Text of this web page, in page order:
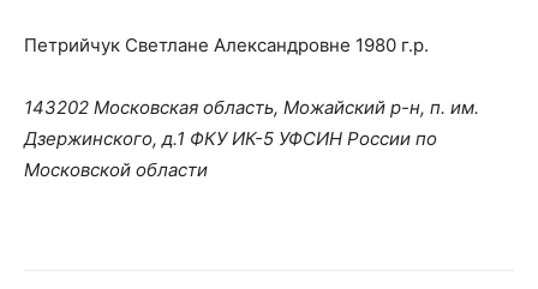
Петрийчук Светлане Александровне 1980 г.р.
143202 Московская область, Можайский р-н, п. им.
Дзержинского, д.1 ФКУ ИК-5 УФСИН России по
Московской области